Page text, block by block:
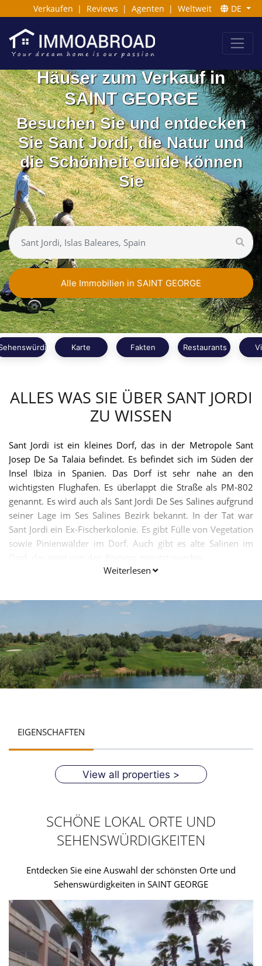
Verkaufen | Reviews | Agenten | Weltweit DE
Häuser zum Verkauf in
SAINT GEORGE
Besuchen Sie und entdecken
Sie Sant Jordi, die Natur und
die Schönheit Guide können
Sie
Alle Immobilien in SAINT GEORGE
Karte Fakten Restaurants
ALLES WAS SIE ÜBER SANT JORDI
ZU WISSEN
Sant Jordi ist ein kleines Dorf, das in der Metropole Sant
Josep De Sa Talaia befindet. Es befindet sich im Süden der
Insel Ibiza in Spanien. Das Dorf ist sehr nahe an den
wichtigsten Flughafen. Es überlappt die Straße als PM-802
genannt. Es wird auch als Sant Jordi De Ses Salines aufgrund
seiner Lage im Ses Salines Bezirk bekannt. In der Tat war
Sant Jordi ein Ex-Fischerkolonie. Es gibt Fülle von Vegetation
sowie Pinienwälder im Dorf. Auch gibt es alte Salinen im
Weiterlesen
EIGENSCHAFTEN
View all properties >
SCHÖNE LOKAL ORTE UND
SEHENSWÜRDIGKEITEN
Entdecken Sie eine Auswahl der schönsten Orte und
Sehenswürdigkeiten in SAINT GEORGE